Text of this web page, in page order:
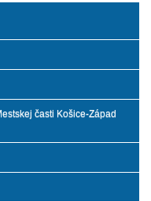
časti Košice-Západ